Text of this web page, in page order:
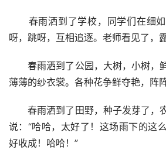
春雨洒到了学校，同学们在细如
呀，跳呀，互相追逐。老师看见了，
春雨洒到了公园，大树，小树，
薄薄的纱衣裳。各种花争鲜夺艳，阵
春雨洒到了田野，种子发芽了，
说：“哈哈，太好了！这场雨下的这
好收成！哈哈！”